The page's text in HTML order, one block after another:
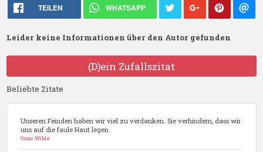
TEILEN WHATSAPP
Leider keine Informationen über den Autor gefunden
(D)ein Zufallszitat
Beliebte Zitate
Unseren Feinden haben wir viel zu verdanken. Sie verhindern, dass wir
uns auf die faule Haut legen.
Oscar Wilde